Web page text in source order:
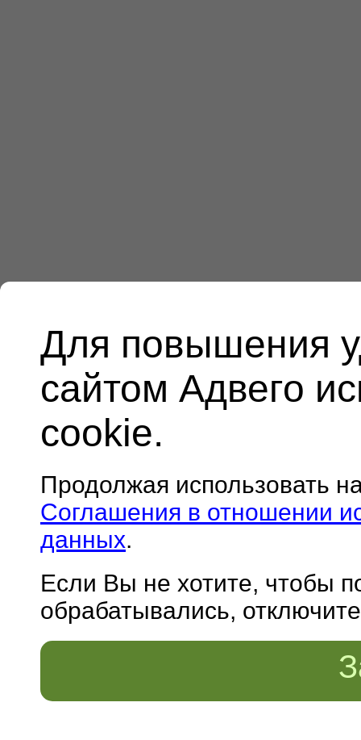
Для повышения
сайтом Адвего
cookie.
Продолжая использовать
Соглашения в отношении
данных.
Если Вы не хотите, чтобы
обрабатывались,